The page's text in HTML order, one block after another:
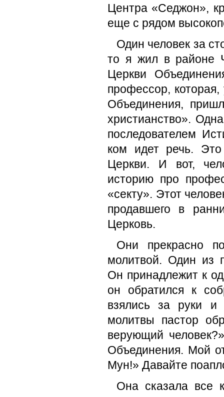
Центра «Седжон»,
еще с рядом
Один человек за
то я жил в районе
Церкви
профессор,
Объединения,
христианство».
последователем
ком идет речь.
Церкви. И вот,
историю про
«секту». Этот
продавшего в
Церковь.
Они прекрасно
молитвой. Один из
Он принадлежит к
он обратился к
взялись за руки и
молитвы пастор
верующий
Объединения. Мой
Мун!» Давайте
Она сказала все